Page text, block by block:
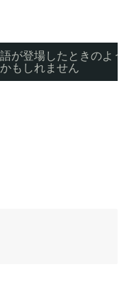
が登場したときのよ
もしれません